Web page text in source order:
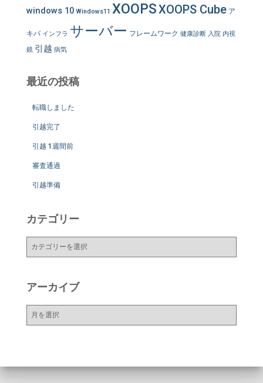
windows 10 Windows11 XOOPSXOOPS Cube ア
キバ インフラ サーバー フレームワーク 健康診断 入院 内視
鏡 引越 病気
最近の投稿
転職しました
引越完了
引越 1週間前
審査通過
引越準備
カテゴリー
ー
アーカイブ
ー